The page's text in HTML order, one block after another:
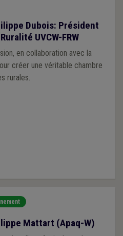
Dubois: Président
UVCW-FRW
en collaboration avec la
créer une véritable chambre
rurales.
Mattart (Apaq-W)